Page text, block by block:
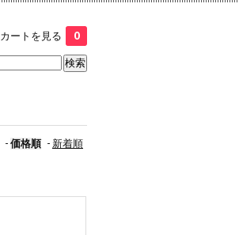
カートを見る 0
- 価格順 - 新着順